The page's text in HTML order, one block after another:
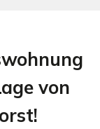
von